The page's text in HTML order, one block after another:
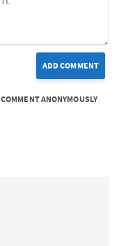
ADD COMMENT
COMMENT ANONYMOUSLY